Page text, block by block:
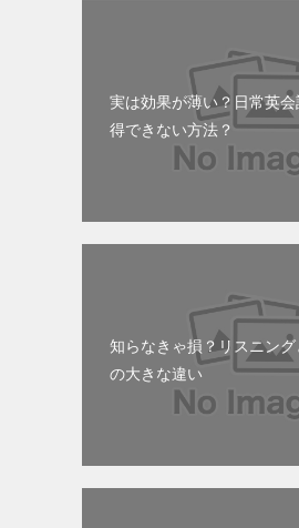
実は効果が薄い？日常英
得できない方法？
知らなきゃ損？リスニン
の大きな違い